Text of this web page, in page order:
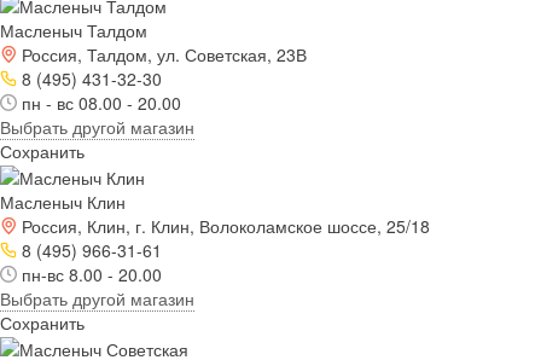
Масленыч Талдом
Россия, Талдом, ул. Советская, 23В
8 (495) 431-32-30
пн - вс 08.00 - 20.00
Выбрать другой магазин
Сохранить
Масленыч Клин
Россия, Клин, г. Клин, Волоколамское шоссе, 25/18
8 (495) 966-31-61
пн-вс 8.00 - 20.00
Выбрать другой магазин
Сохранить